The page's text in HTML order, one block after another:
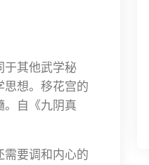
于其他武学秘
思想。移花宫的
。自《九阴真
需要调和内心的